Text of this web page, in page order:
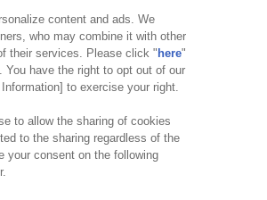
カスタマーハラスメント対応方針
content and ads. We
who may combine it with other
their services. Please click " here"
have the right to opt out of our
to exercise your right.
to allow the sharing of cookies
to the sharing regardless of the
your consent on the following